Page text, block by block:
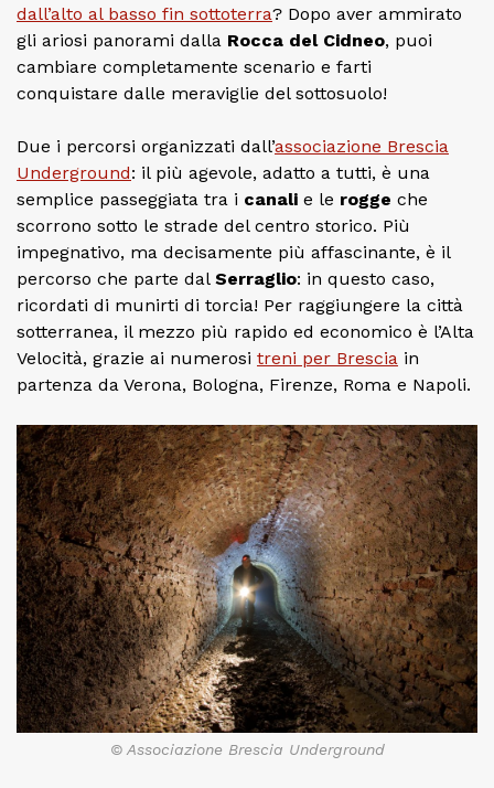
dall’alto al basso fin sottoterra? Dopo aver ammirato
gli ariosi panorami dalla Rocca del Cidneo, puoi
cambiare completamente scenario e farti
conquistare dalle meraviglie del sottosuolo!
Due i percorsi organizzati dall’associazione Brescia
Underground: il più agevole, adatto a tutti, è una
semplice passeggiata tra i canali e le rogge che
scorrono sotto le strade del centro storico. Più
impegnativo, ma decisamente più affascinante, è il
percorso che parte dal Serraglio: in questo caso,
ricordati di munirti di torcia! Per raggiungere la città
sotterranea, il mezzo più rapido ed economico è l’Alta
Velocità, grazie ai numerosi treni per Brescia in
partenza da Verona, Bologna, Firenze, Roma e Napoli.
© Associazione Brescia Underground